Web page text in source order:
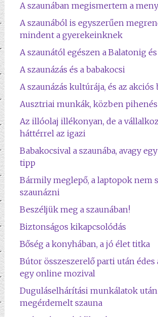
A szaunában megismertem a
A szaunából is egyszerűen
mindent a gyerekeinknek
A szaunától egészen a Balatonig
A szaunázás és a babakocsi
A szaunázás kultúrája, és az
Ausztriai munkák, közben pihenés
Az illóolaj illékonyan, de a
háttérrel az igazi
Babakocsival a szaunába, avagy
tipp
Bármily meglepő, a laptopok nem
szaunázni
Beszéljük meg a szaunában!
Biztonságos kikapcsolódás
Bőség a konyhában, a jó élet titka
Bútor összeszerelő parti után édes
egy online mozival
Duguláselhárítási munkálatok után
megérdemelt szauna